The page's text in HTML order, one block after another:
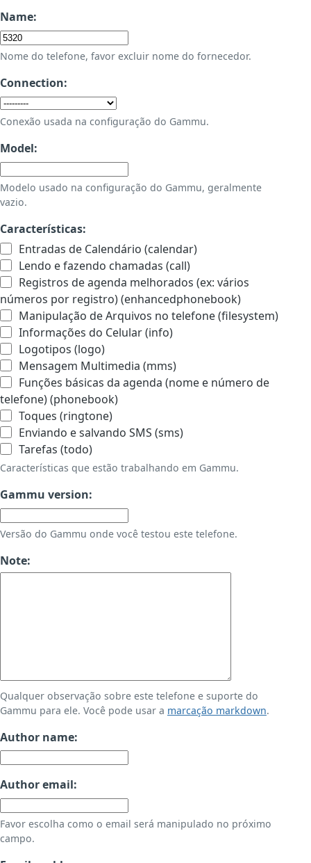
Name:
Nome do telefone, favor excluir nome do fornecedor.
Connection:
Conexão usada na configuração do Gammu.
Model:
Modelo usado na configuração do Gammu, geralmente
vazio.
Características:
Entradas de Calendário (calendar)
Lendo e fazendo chamadas (call)
Registros de agenda melhorados (ex: vários
números por registro) (enhancedphonebook)
Manipulação de Arquivos no telefone (filesystem)
Informações do Celular (info)
Logotipos (logo)
Mensagem Multimedia (mms)
Funções básicas da agenda (nome e número de
telefone) (phonebook)
Toques (ringtone)
Enviando e salvando SMS (sms)
Tarefas (todo)
Características que estão trabalhando em Gammu.
Gammu version:
Versão do Gammu onde você testou este telefone.
Note:
Qualquer observação sobre este telefone e suporte do
Gammu para ele. Você pode usar a marcação markdown.
Author name:
Author email:
Favor escolha como o email será manipulado no próximo
campo.